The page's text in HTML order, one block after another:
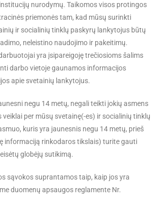
nurodymų. Taikomos visos protingos
priemonės tam, kad mūsų surinkti
ir socialinių tinklų paskyrų lankytojus būtų
neleistino naudojimo ir pakeitimų.
yra įsipareigoję trečiosioms šalims
darbo vietoje gaunamos informacijos
apie svetainių lankytojus.
negu 14 metų, negali teikti jokių asmens
per mūsų svetainę(-es) ir socialinių tinklų
kuris yra jaunesnis negu 14 metų, prieš
informaciją rinkodaros tikslais) turite gauti
globėjų sutikimą.
sąvokos suprantamos taip, kaip jos yra
duomenų apsaugos reglamente Nr.